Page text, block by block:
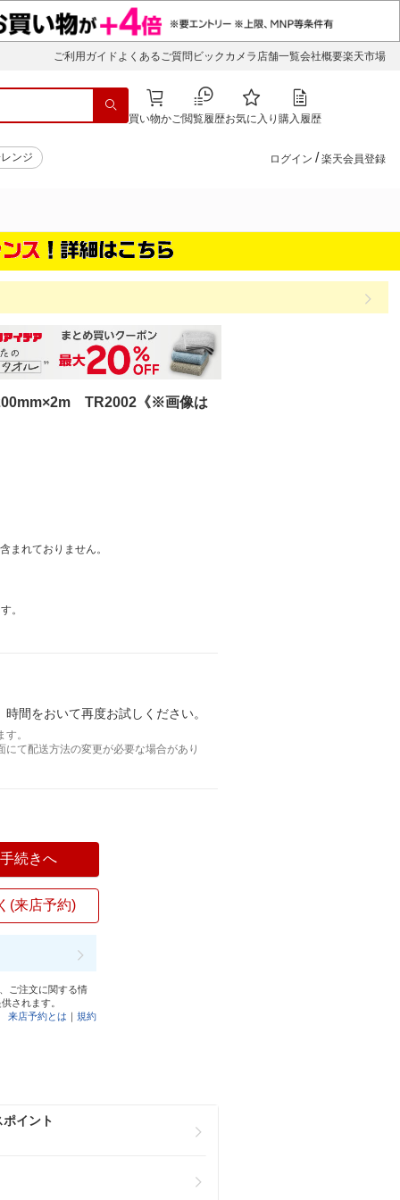
ご利用ガイド よくあるご質問 ビックカメラ店舗一覧会社概要楽天市場
買い物かご閲覧履歴お気に入り 購入履歴
ンジ ログイン / 楽天会員登録
TR2002《※画像は
まれておりません。
。
間をおいて再度お試しください。
。
て配送方法の変更が必要な場合があり
続きへ
(来店予約)
ご注文に関する情
されます。
来店予約とは ｜規約
イント